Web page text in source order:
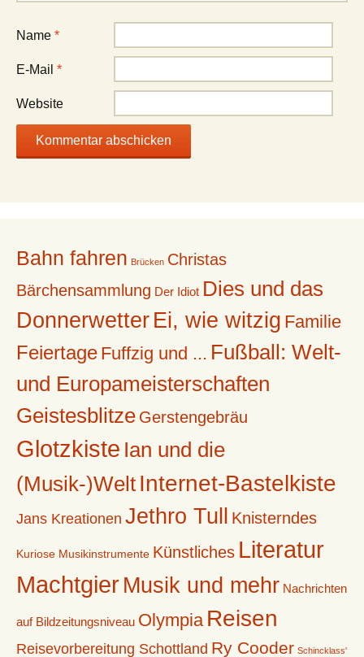
Name *
E-Mail *
Website
Bahn fahren Brücken Christas
Bärchensammlung Der Idiot Dies und das
Donnerwetter Ei, wie witzig Familie
Feiertage Fuffzig und ... Fußball: Welt-
und Europameisterschaften
Geistesblitze Gerstengebräu
Glotzkiste Ian und die
(Musik-)Welt Internet-Bastelkiste
Jans Kreationen Jethro Tull Knisterndes
Kuriose Musikinstrumente Künstliches Literatur
MachtgierMusik und mehr Nachrichten
auf Bildzeitungsniveau Olympia Reisen
Reisevorbereitung Schottland Ry Cooder Schincklass'